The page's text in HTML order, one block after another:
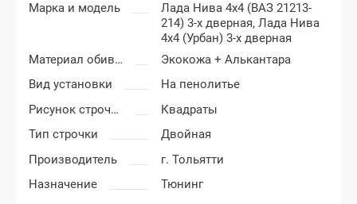
Марка и модель
Лада Нива 4x4 (ВАЗ 21213-
214) 3-х дверная,Лада Нива
4x4 (Урбан) 3-х дверная
Материал обивки
Экокожа + Алькантара
Вид установки
На пенолитье
Рисунок строчки
Квадраты
Тип строчки
Двойная
Производитель
г. Тольятти
Назначение
Тюнинг